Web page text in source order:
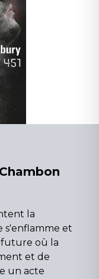
la
s'enflamme et
future où la
et de
un acte